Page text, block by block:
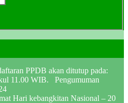
PPDB akan ditutup pada:
11.00 WIB. Pengumuman
Hari kebangkitan Nasional – 20